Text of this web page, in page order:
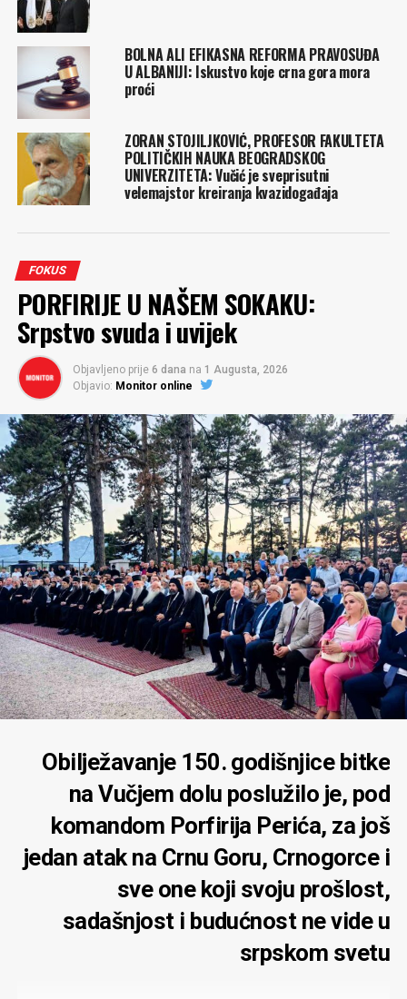
BOLNA ALI EFIKASNA REFORMA PRAVOSUĐA
U ALBANIJI: Iskustvo koje crna gora mora
proći
ZORAN STOJILJKOVIĆ, PROFESOR FAKULTETA
POLITIČKIH NAUKA BEOGRADSKOG
UNIVERZITETA: Vučić je sveprisutni
velemajstor kreiranja kvazidogađaja
FOKUS
PORFIRIJE U NAŠEM SOKAKU:
Srpstvo svuda i uvijek
Objavljeno prije 6 dana na 1 Augusta, 2026
Objavio: Monitor online
Obilježavanje 150. godišnjice bitke
na Vučjem dolu poslužilo je, pod
komandom Porfirija Perića, za još
jedan atak na Crnu Goru, Crnogorce i
sve one koji svoju prošlost,
sadašnjost i budućnost ne vide u
srpskom svetu